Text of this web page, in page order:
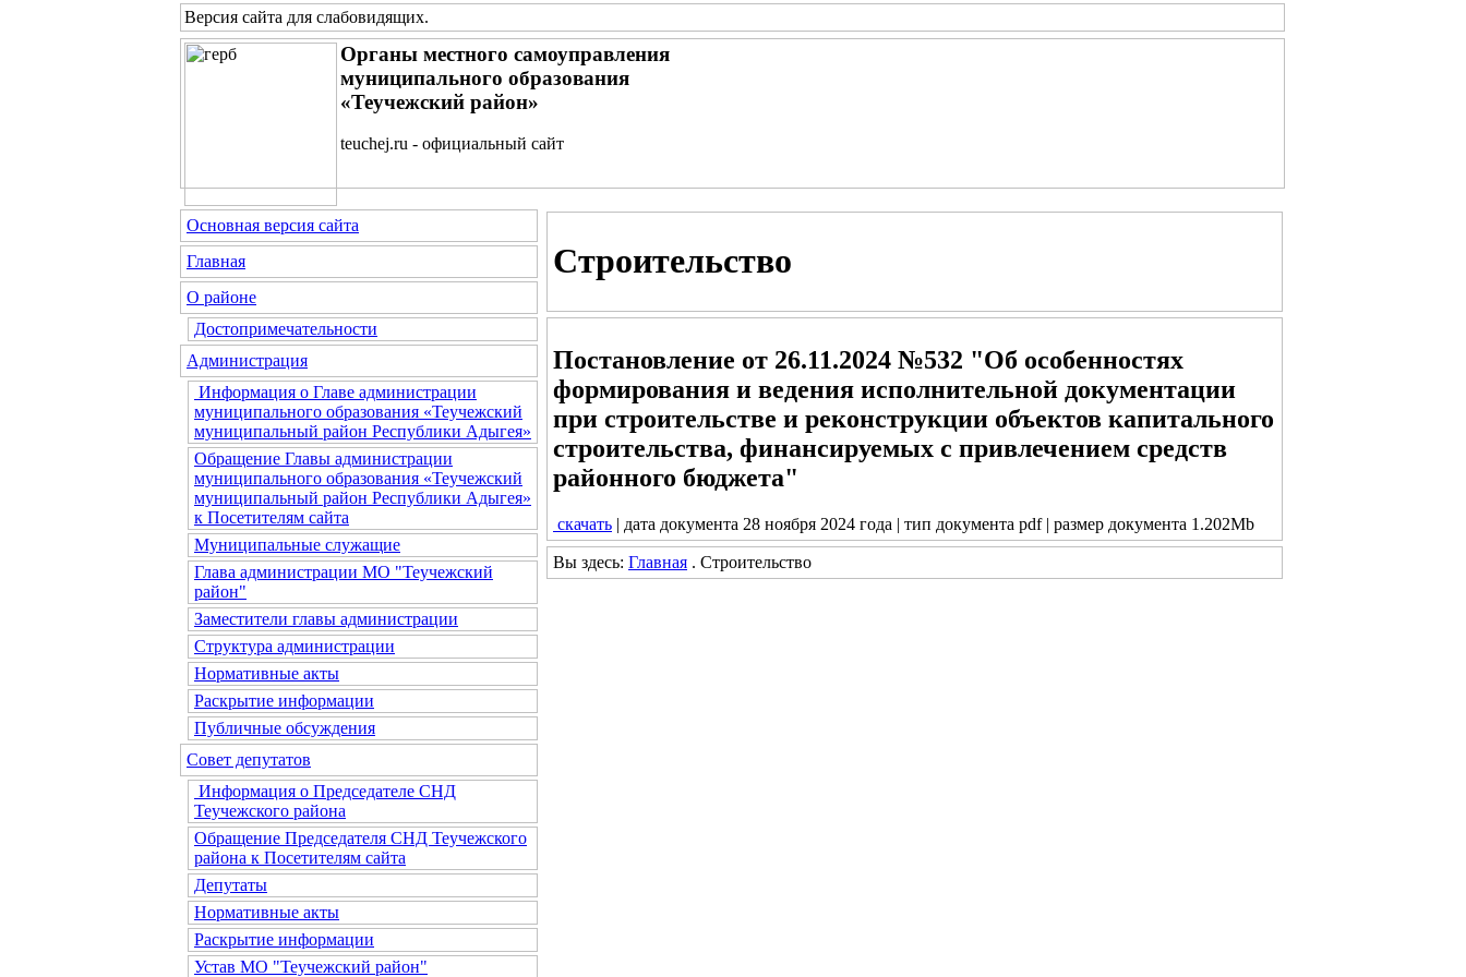
Версия сайта для слабовидящих.
Органы местного самоуправления
муниципального образования
«Теучежский район»
teuchej.ru - официальный сайт
Основная версия сайта
Главная
О районе
Достопримечательности
Администрация
Информация о Главе администрации
муниципального образования «Теучежский
муниципальный район Республики Адыгея»
Обращение Главы администрации
муниципального образования «Теучежский
муниципальный район Республики Адыгея»
к Посетителям сайта
Муниципальные служащие
Глава администрации МО "Теучежский
район"
Заместители главы администрации
Структура администрации
Нормативные акты
Раскрытие информации
Публичные обсуждения
Совет депутатов
Информация о Председателе СНД
Теучежского района
Обращение Председателя СНД Теучежского
района к Посетителям сайта
Депутаты
Нормативные акты
Раскрытие информации
Устав МО "Теучежский район"
Строительство
Постановление от 26.11.2024 №532 "Об особенностях
формирования и ведения исполнительной документации
при строительстве и реконструкции объектов капитального
строительства, финансируемых с привлечением средств
районного бюджета"
скачать | дата документа 28 ноября 2024 года | тип документа pdf | размер документа 1.202Mb
Вы здесь: Главная . Строительство